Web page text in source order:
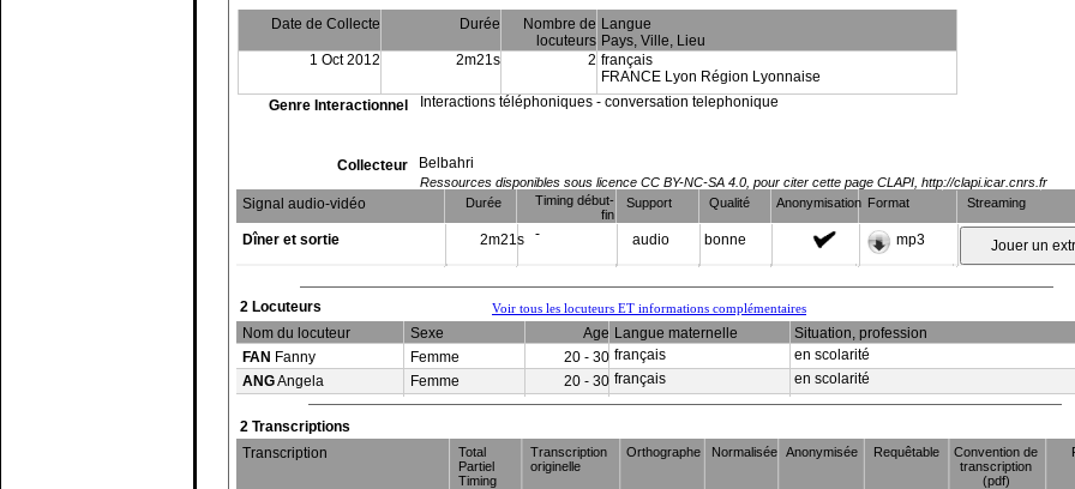
Date de Collecte Durée
Nombre de
locuteurs
Langue
Pays, Ville, Lieu
1 Oct 2012
2m21s 2 français
FRANCE Lyon Région Lyonnaise
Genre Interactionnel
Interactions téléphoniques - conversation telephonique
2 Locuteurs
Nom du locuteur
Sexe Age Langue maternelle
Situation, profession
FAN Fanny Femme 20 - 30 français
en scolarité
ANGAngela Femme 20 - 30 français en scolarité
2 Transcriptions
Transcription
Total
Partiel
Timing
Transcription
originelle
Orthographe Normalisée Anonymisée Requêtable
Convention de
transcription
(pdf)
Ressources disponibles sous licence CC BY-NC-SA 4.0, pour citer cette page CLAPI, http://clapi.icar.cnrs.fr
Signal audio-vidéo Durée
Timing début-
fin
Support Qualité Anonymisation Format Streaming
Dîner et sortie 2m21s - audio bonne mp3
Voir tous les locuteurs ET informations complémentaires
Collecteur Belbahri